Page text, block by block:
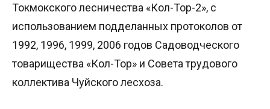
Токмокского лесничества «Кол-Тор-2», с
использованием подделанных протоколов от
1992, 1996, 1999, 2006 годов Садоводческого
товарищества «Кол-Тор» и Совета трудового
коллектива Чуйского лесхоза.